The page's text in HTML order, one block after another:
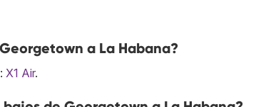
a La Habana?
X1 Air.